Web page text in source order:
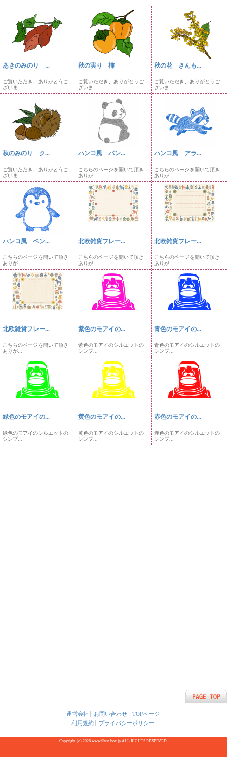
あきのみのり ...
ご覧いただき、ありがとうご
ざいま...
秋の実り 柿
ご覧いただき、ありがとうご
ざいま...
秋の花 きんも...
ご覧いただき、ありがとうご
ざいま...
秋のみのり ク...
ご覧いただき、ありがとうご
ざいま...
ハンコ風 パン...
こちらのページを開いて頂き
ありが...
ハンコ風 アラ...
こちらのページを開いて頂き
ありが...
ハンコ風 ペン...
こちらのページを開いて頂き
ありが...
北欧雑貨フレー...
こちらのページを開いて頂き
ありが...
北欧雑貨フレー...
こちらのページを開いて頂き
ありが...
北欧雑貨フレー...
こちらのページを開いて頂き
ありが...
紫色のモアイの...
紫色のモアイのシルエットの
シンプ...
青色のモアイの...
青色のモアイのシルエットの
シンプ...
緑色のモアイの...
緑色のモアイのシルエットの
シンプ...
黄色のモアイの...
黄色のモアイのシルエットの
シンプ...
赤色のモアイの...
赤色のモアイのシルエットの
シンプ...
運営会社 お問い合わせ
TOPページ
利用規約
プライバシーポリシー
Copyright (c) 2026 www.illust-box.jp ALL RIGHTS RESERVED.